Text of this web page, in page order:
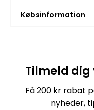
Købsinformation
Tilmeld dig
Få 200 kr rabat
nyheder,